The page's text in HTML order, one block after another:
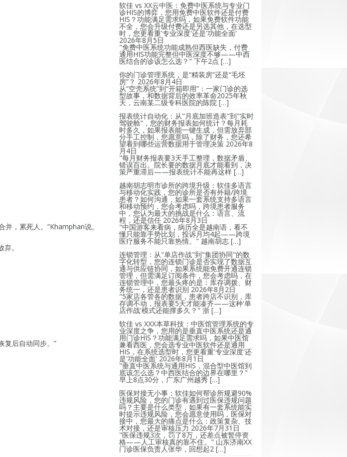
，累死人。”Khamphan说。
。
复后自动同步。”
软佳 vs XX云中医：免费中医系统与专业门
诊HIS的博弈，您用免费中医软件还是付费
HIS？功能满足需求吗，如果免费软件功能
不全，您会升级付费还是另选其他，在选型
时，您更看重'专业深度'还是'功能全面'
2026年8月5日
"免费中医系统功能成熟但西医缺失，付费
通用HIS功能完整但中医深度不够——中西
医结合的诊该怎么选？" 下午2点 […]
你的门诊管理系统，是“精装房”还是“毛坯
房”？ 2026年8月4日
从“空壳系统”到“开箱即用”：一家门诊的选
型故事，和数据背后的效率革命2025年秋
天，云南某二级专科医院的陈院 […]
报表统计自动化：从"月底加班造表"到"实时
驾驶舱"，您的财务报表如何统计？每月耗
时多久，如果报表能一键生成，但需放弃部
分手工控制，您愿意吗，除了财务，您还希
望看到哪些运营数据用于管理决策 2026年8
月4日
"每月财务报表要3天手工整理，数据矛盾、
错误百出。院长要的数据月底才能看到，决
策严重滞后——报表统计不能再这样 […]
越南胡志明市诊所的跨境升级：软佳多语言
与移动化实践，您的诊所是否有外籍/跨境
患者？如何沟通，如果一套系统支持多语言
和移动预约，您会考虑吗，跨境患者服务
中，您认为最大的挑战是什么：语言、流
程，还是信任 2026年8月3日
"中国游客来看病，病历全是越南语，看不
懂只能靠手势比划，投诉月均4起——跨境
医疗服务不能只靠热情。" 越南胡志 […]
连锁管理：从"单店作战"到"集团协同"的数
字化转型，您的连锁门诊是否实现了数据互
通与供应链协同，如果系统能免费开通连锁
管理，但需满足订阅条件，您会考虑吗，在
连锁管理中，您最头疼的是：库存调拨、财
务统一，还是患者识别 2026年8月2日
"5家店各管各的数据，患者跨店不识别，库
存调不动，报表要5天才能凑齐——这种'单
店作战'模式还能撑多久？" 浙 […]
软佳 vs XXX本草科技：中医馆管理系统的专
业深度之争，您用的是垂直中医系统还是通
用门诊HIS？功能满足需求吗，如果中医馆
兼看西医，您会选专业中医软件还是通用
HIS，在系统选型时，您更看重'专业深度'还
是'功能全面' 2026年8月1日
"垂直中医系统与通用HIS，混合型中医馆到
底该怎么选？中西医结合的边界在哪里？"
早上8点30分，广东广州越秀 […]
医保对接无小事：软佳如何帮诊所规避90%
违规风险，您的门诊有遇到过医保违规问题
吗？主要是什么类型，如果有一套系统能实
时提示违规风险，您会愿意使用吗，医保对
接中，您最大的痛点是什么：政策复杂、技
术对接，还是审核压力 2026年7月31日
"医保违规3次，罚了8万，还差点被暂停资
格——人工审核真的靠不住。" 山东济南XX
门诊医保负责人张华，回想起2 […]